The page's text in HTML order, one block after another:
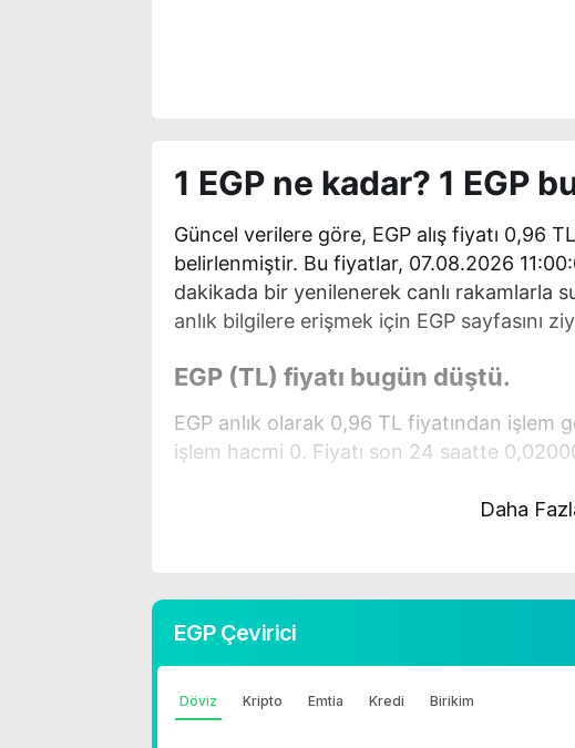
1 EGP ne kadar? 1 EGP
Güncel verilere göre, EGP alış fiyatı 0,96
belirlenmiştir. Bu fiyatlar, 07.08.2026
dakikada bir yenilenerek canlı rakamlarla
anlık bilgilere erişmek için EGP sayfasını
EGP (TL) fiyatı bugün düştü.
EGP anlık olarak 0,96 TL fiyatından işlem
işlem hacmi 0. Fiyatı son 24 saatte
EGP hesaplama işlemleri için, sayfanın
1 Dolar Kaç TL ?
1 Euro Kaç TL ?
Daha
EGP Çevirici
Döviz Kripto Emtia Kredi Birikim